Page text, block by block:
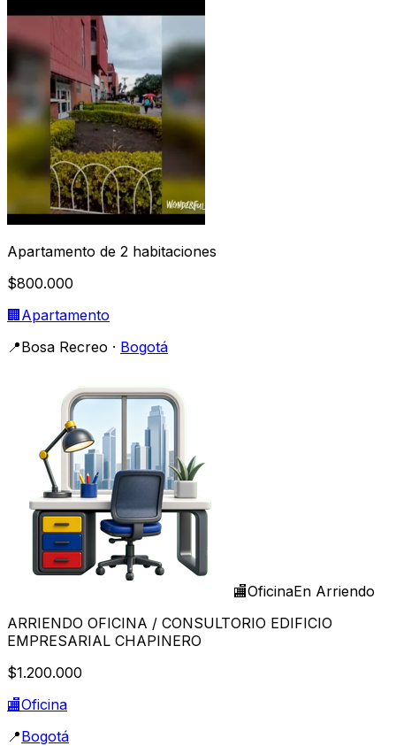
Apartamento de 2 habitaciones
$800.000
🏢Apartamento
📍Bosa Recreo · Bogotá
🏬OficinaEn Arriendo
ARRIENDO OFICINA / CONSULTORIO EDIFICIO
EMPRESARIAL CHAPINERO
$1.200.000
🏬Oficina
📍Bogotá